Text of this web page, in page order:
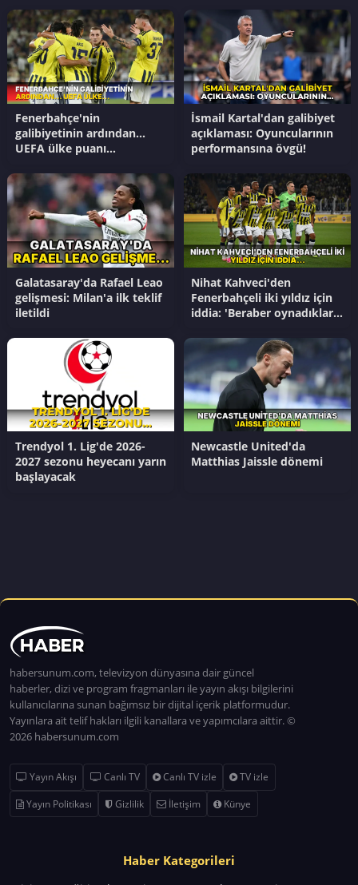
Fenerbahçe'nin
galibiyetinin ardından...
UEFA ülke puanı
İsmail Kartal'dan galibiyet
açıklaması: Oyuncularının
performansına övgü!
Galatasaray'da Rafael Leao
gelişmesi: Milan'a ilk teklif
iletildi
Nihat Kahveci'den
Fenerbahçeli iki yıldız için
iddia: 'Beraber oynadıkları
gösterdiler'
Trendyol 1. Lig'de 2026-
2027 sezonu heyecanı yarın
başlayacak
Newcastle United'da
Matthias Jaissle dönemi
habersunum.com, televizyon dünyasına dair güncel
haberler, dizi ve program fragmanları ile yayın akışı bilgilerini
kullanıcılarına sunan bağımsız bir dijital içerik platformudur.
Yayınlara ait telif hakları ilgili kanallara ve yapımcılara aittir. ©
2026 habersunum.com
Yayın Akışı Canlı TV Canlı TV izle
TV izle
Yayın Politikası
Gizlilik İletişim Künye
Haber Kategorileri